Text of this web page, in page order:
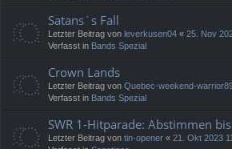
Satans´s Fall
Letzter Beitrag von leverkusen04 « 25. Nov
Verfasst in Bands Spezial
Crown Lands
Letzter Beitrag von Quebec-weekend-
Verfasst in Bands Spezial
SWR 1-Hitparade: Abstimmen
Letzter Beitrag von tin-opener « 21. Okt 2023